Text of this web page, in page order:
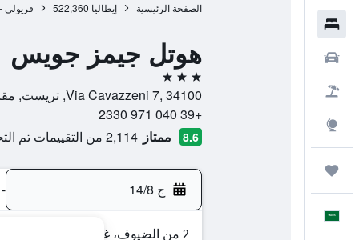
الصفحة الرئيسية إيطاليا 522,360 فريولي
هوتل جيمز جويس
3 نجوم
Via Cavazzeni 7, 34100, تريست, مقاطعة ترييستي, إيطاليا
+39 040 971 2330
8.6 ممتاز 2,114 من التقييمات تم التحقق منها
ج 14/8 -
2 من الضيوف، غرفة واحدة